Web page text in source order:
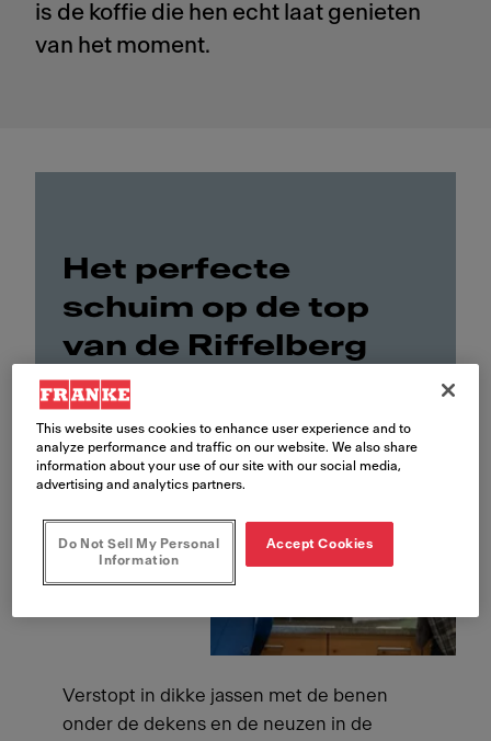
is de koffie die hen echt laat genieten
van het moment.
Het perfecte
schuim op de top
van de Riffelberg
Verstopt in dikke jassen met de benen
onder de dekens en de neuzen in de
This website uses cookies to enhance user experience and to
analyze performance and traffic on our website. We also share
information about your use of our site with our social media,
advertising and analytics partners.
Do Not Sell My Personal
Information
Accept Cookies